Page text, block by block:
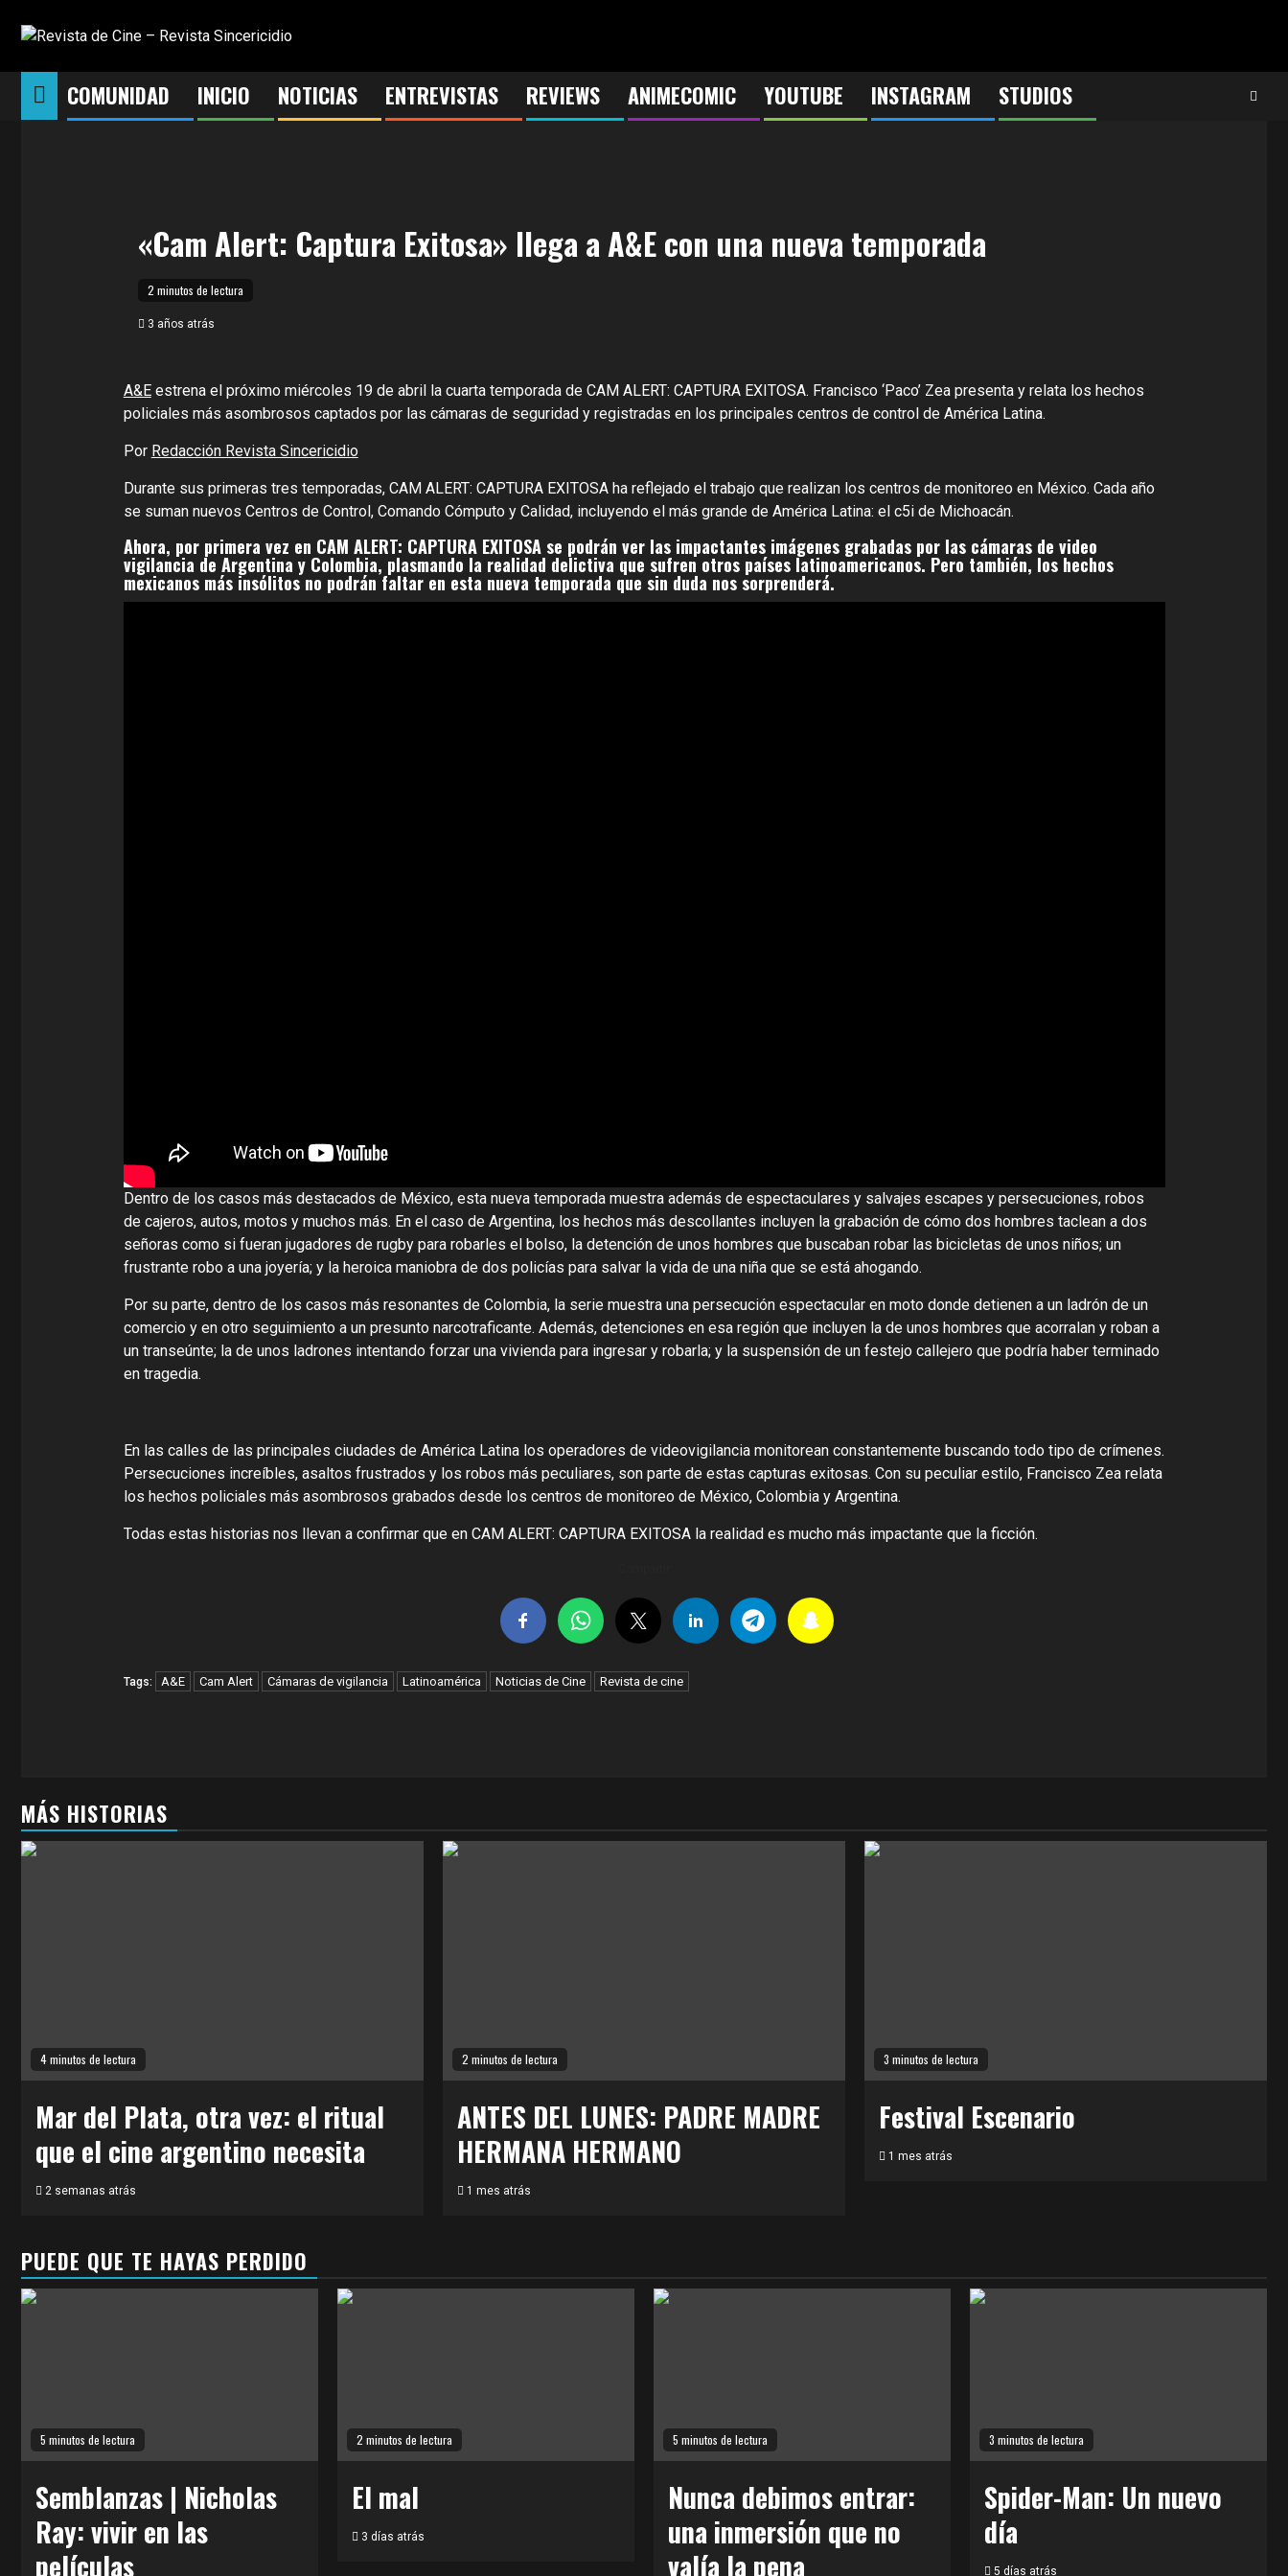
COMUNIDAD INICIO NOTICIAS ENTREVISTAS REVIEWS ANIMECOMIC YOUTUBE INSTAGRAM STUDIOS
«Cam Alert: Captura Exitosa» llega a A&E con una nueva temporada
2 minutos de lectura
3 años atrás
A&Eestrena el próximo miércoles 19 de abril la cuarta temporada de CAM ALERT: CAPTURA EXITOSA. Francisco ‘Paco’ Zea presenta y relata los hechos
policiales más asombrosos captados por las cámaras de seguridad y registradas en los principales centros de control de América Latina.
Por Redacción Revista Sincericidio
Durante sus primeras tres temporadas, CAM ALERT: CAPTURA EXITOSA ha reflejado el trabajo que realizan los centros de monitoreo en México. Cada año
se suman nuevos Centros de Control, Comando Cómputo y Calidad, incluyendo el más grande de América Latina: el c5i de Michoacán.
Ahora, por primera vez en CAM ALERT: CAPTURA EXITOSA se podrán ver las impactantes imágenes grabadas por las cámaras de video
vigilancia de Argentina y Colombia, plasmando la realidad delictiva que sufren otros países latinoamericanos. Pero también, los hechos
mexicanos más insólitos no podrán faltar en esta nueva temporada que sin duda nos sorprenderá.
Dentro de los casos más destacados de México, esta nueva temporada muestra además de espectaculares y salvajes escapes y persecuciones, robos
de cajeros, autos, motos y muchos más. En el caso de Argentina, los hechos más descollantes incluyen la grabación de cómo dos hombres taclean a dos
señoras como si fueran jugadores de rugby para robarles el bolso, la detención de unos hombres que buscaban robar las bicicletas de unos niños; un
frustrante robo a una joyería; y la heroica maniobra de dos policías para salvar la vida de una niña que se está ahogando.
Por su parte, dentro de los casos más resonantes de Colombia, la serie muestra una persecución espectacular en moto donde detienen a un ladrón de un
comercio y en otro seguimiento a un presunto narcotraficante. Además, detenciones en esa región que incluyen la de unos hombres que acorralan y roban a
un transeúnte; la de unos ladrones intentando forzar una vivienda para ingresar y robarla; y la suspensión de un festejo callejero que podría haber terminado
en tragedia.
En las calles de las principales ciudades de América Latina los operadores de videovigilancia monitorean constantemente buscando todo tipo de crímenes.
Persecuciones increíbles, asaltos frustrados y los robos más peculiares, son parte de estas capturas exitosas. Con su peculiar estilo, Francisco Zea relata
los hechos policiales más asombrosos grabados desde los centros de monitoreo de México, Colombia y Argentina.
Todas estas historias nos llevan a confirmar que en CAM ALERT: CAPTURA EXITOSA la realidad es mucho más impactante que la ficción.
Tags: A&E Cam Alert Cámaras de vigilancia Latinoamérica Noticias de Cine Revista de cine
MÁS HISTORIAS
4 minutos de lectura
Mar del Plata, otra vez: el ritual
que el cine argentino necesita
2 semanas atrás
2 minutos de lectura
ANTES DEL LUNES: PADRE MADRE
HERMANA HERMANO
1 mes atrás
3 minutos de lectura
Festival Escenario
1 mes atrás
PUEDE QUE TE HAYAS PERDIDO
5 minutos de lectura
Semblanzas | Nicholas
Ray: vivir en las
películas
2 minutos de lectura
El mal
3 días atrás
5 minutos de lectura
Nunca debimos entrar:
una inmersión que no
valía la pena
3 minutos de lectura
Spider-Man: Un nuevo
día
5 días atrás